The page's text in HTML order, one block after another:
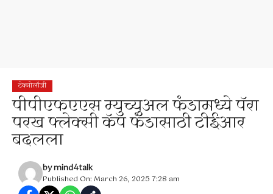
टेक्नोलॉजी
पीपीएफएएस म्युच्युअल फंडामध्ये पॅरा
परख फ्लेक्सी कॅप फंडासाठी टीईआर
बदलला
bymind4talk
Published On: March 26, 2025 7:28 am